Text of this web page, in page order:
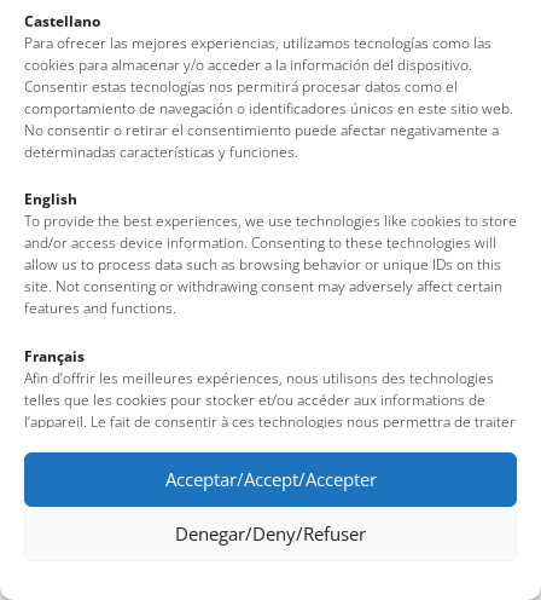
Castellano
Para ofrecer las mejores experiencias, utilizamos tecnologías como las
cookies para almacenar y/o acceder a la información del dispositivo.
Consentir estas tecnologías nos permitirá procesar datos como el
comportamiento de navegación o identificadores únicos en este sitio web.
No consentir o retirar el consentimiento puede afectar negativamente a
determinadas características y funciones.
English
To provide the best experiences, we use technologies like cookies to store
and/or access device information. Consenting to these technologies will
allow us to process data such as browsing behavior or unique IDs on this
site. Not consenting or withdrawing consent may adversely affect certain
features and functions.
Français
Afin d’offrir les meilleures expériences, nous utilisons des technologies
telles que les cookies pour stocker et/ou accéder aux informations de
l’appareil. Le fait de consentir à ces technologies nous permettra de traiter
uniques sur ce site. Le fait de ne pas consentir ou de retirer son
consentement peut avoir un effet négatif sur certaines fonctionnalités et
caractéristiques du site.
Acceptar/Accept/Accepter
Denegar/Deny/Refuser
Tel: + 00 34 972 340 108 · Mail: info@visittossa.com
Nota legal·Política de cookies·Protecció de dades